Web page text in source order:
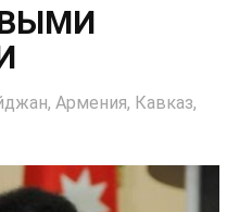
Армения, Кавказ,